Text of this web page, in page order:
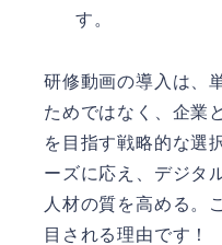
す。
研修動画の導入は、
ためではなく、企業
を目指す戦略的な選
ーズに応え、デジタ
人材の質を高める。
目される理由です！